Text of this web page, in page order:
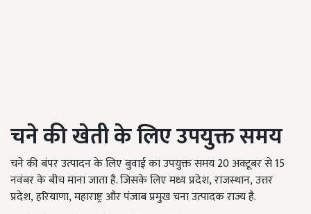
चने की खेती के लिए उपयुक्त समय
चने की बंपर उत्पादन के लिए बुवाई का उपयुक्त समय 20 अक्टूबर से 15
नवंबर के बीच माना जाता है. जिसके लिए मध्य प्रदेश,राजस्थान,उत्तर
प्रदेश,हरियाणा,महाराष्ट्र और पंजाब प्रमुख चना उत्पादक राज्य है.